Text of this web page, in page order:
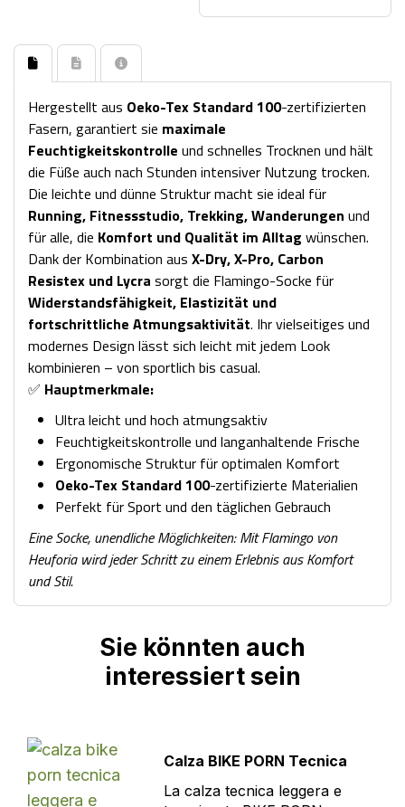
Hergestellt aus Oeko-Tex Standard 100-zertifizierten
Fasern, garantiert sie maximale
Feuchtigkeitskontrolle und schnelles Trocknen und hält
die Füße auch nach Stunden intensiver Nutzung trocken.
Die leichte und dünne Struktur macht sie ideal für
Running, Fitnessstudio, Trekking, Wanderungen und
für alle, die Komfort und Qualität im Alltag wünschen.
Dank der Kombination aus X-Dry, X-Pro, Carbon
Resistex und Lycra sorgt die Flamingo-Socke für
Widerstandsfähigkeit, Elastizität und
fortschrittliche Atmungsaktivität. Ihr vielseitiges und
modernes Design lässt sich leicht mit jedem Look
kombinieren – von sportlich bis casual.
✅ Hauptmerkmale:
Ultra leicht und hoch atmungsaktiv
Feuchtigkeitskontrolle und langanhaltende Frische
Ergonomische Struktur für optimalen Komfort
Oeko-Tex Standard 100-zertifizierte Materialien
Perfekt für Sport und den täglichen Gebrauch
Eine Socke, unendliche Möglichkeiten: Mit Flamingo von
Heuforia wird jeder Schritt zu einem Erlebnis aus Komfort
und Stil.
Sie könnten auch
interessiert sein
Calza BIKE PORN Tecnica
La calza tecnica leggera e